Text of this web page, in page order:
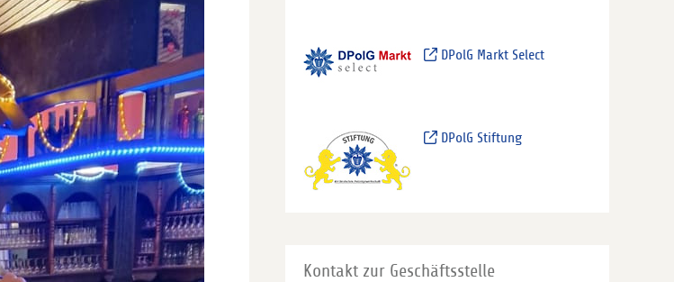
DPolG Markt Select
DPolG Stiftung
Kontakt zur Geschäftsstelle